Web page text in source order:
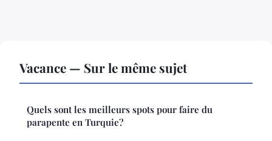
Vacance — Sur le même sujet
Quels sont les meilleurs spots pour faire du
parapente en Turquie?